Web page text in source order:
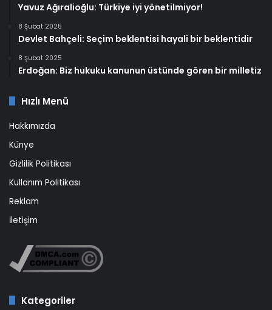
Yavuz Ağıralioğlu: Türkiye iyi yönetilmiyor!
8 Şubat 2025
Devlet Bahçeli: Seçim beklentisi hayali bir beklentidir
8 Şubat 2025
Erdoğan: Biz hukuku kanunun üstünde gören bir milletiz
Hızlı Menü
Hakkımızda
Künye
Gizlilik Politikası
Kullanım Politikası
Reklam
İletişim
Kategoriler